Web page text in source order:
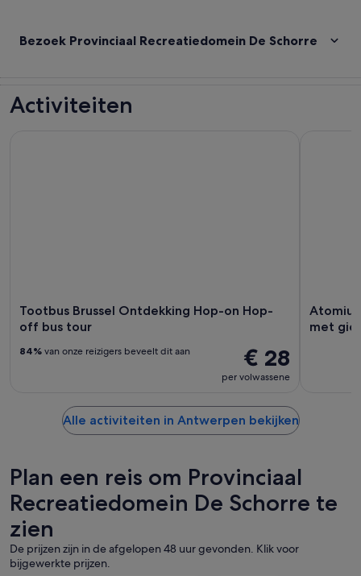
Bezoek Provinciaal Recreatiedomein De Schorre
Activiteiten
Tootbus Brussel Ontdekking Hop-on Hop-
off bus tour
€ 28
per volwassene
84% van onze reizigers beveelt dit aan
met
Alle activiteiten in Antwerpen bekijken
Plan een reis om Provinciaal
Recreatiedomein De Schorre te
zien
De prijzen zijn in de afgelopen 48 uur gevonden. Klik voor
bijgewerkte prijzen.